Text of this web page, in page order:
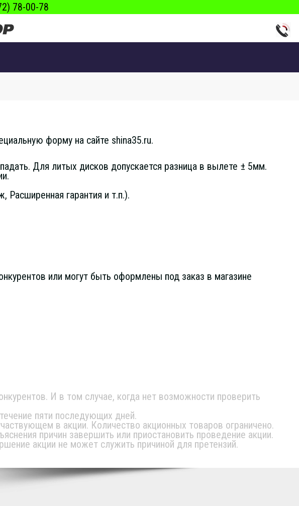
78-00-78
форму на сайте shina35.ru.
Для литых дисков допускается разница в вылете ± 5мм.
гарантия и т.п.).
или могут быть оформлены под заказ в магазине
И в том случае, когда нет возможности проверить
пяти последующих дней.
в акции. Количество акционных товаров ограничено.
причин завершить или приостановить проведение акции.
акции не может служить причиной для претензий.